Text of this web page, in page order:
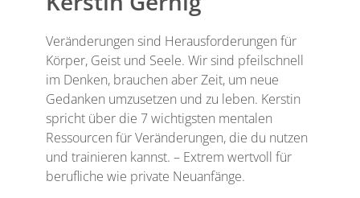
Veränderungen sind Herausforderungen für
Körper, Geist und Seele. Wir sind pfeilschnell
im Denken, brauchen aber Zeit, um neue
Gedanken umzusetzen und zu leben. Kerstin
spricht über die 7 wichtigsten mentalen
Ressourcen für Veränderungen, die du nutzen
und trainieren kannst. – Extrem wertvoll für
berufliche wie private Neuanfänge.